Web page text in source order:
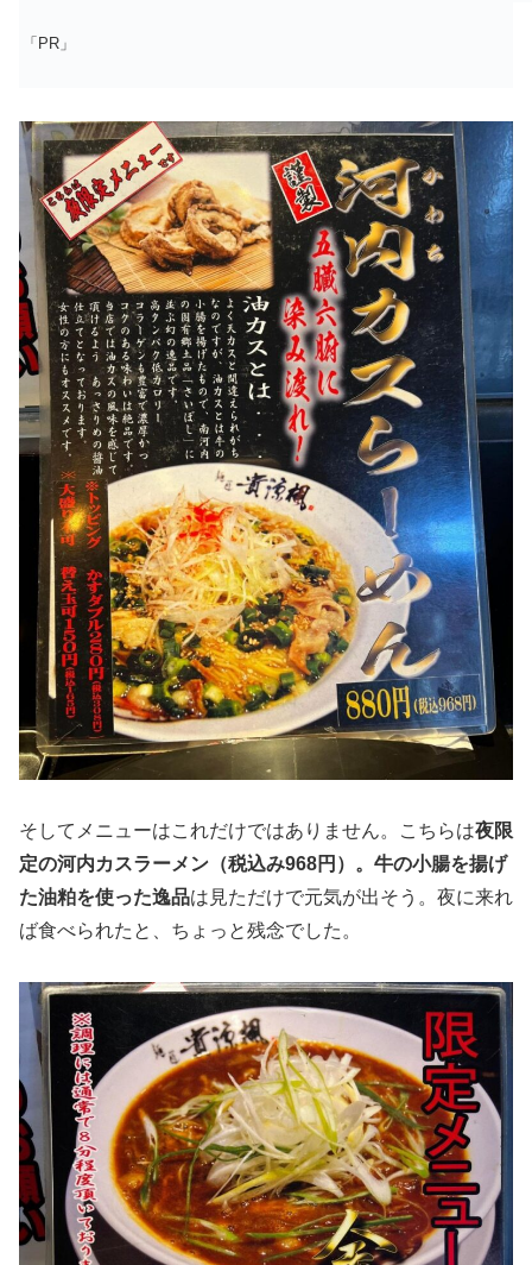
「PR」
そしてメニューはこれだけではありません。こちらは夜限
定の河内カスラーメン（税込み968円）。牛の小腸を揚げ
た油粕を使った逸品は見ただけで元気が出そう。夜に来れ
ば食べられたと、ちょっと残念でした。